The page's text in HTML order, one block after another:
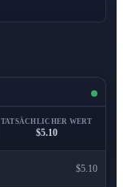
TATSÄCHLICHER WERT
$5.10
$5.10